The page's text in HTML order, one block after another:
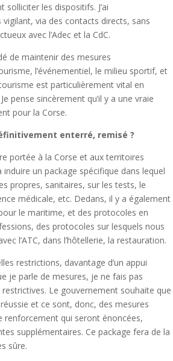
solliciter les dispositifs. J’ai
via des contacts directs, sans
avec l’Adec et la CdC.
de maintenir des mesures
l’événementiel, le milieu sportif, et
est particulièrement vital en
pense sincèrement qu’il y a une vraie
pour la Corse.
enterré, remisé ?
portée à la Corse et aux territoires
un package spécifique dans lequel
propres, sanitaires, sur les tests, le
médicale, etc. Dedans, il y a également
le maritime, et des protocoles en
des protocoles sur lesquels nous
l’ATC, dans l’hôtellerie, la restauration.
restrictions, davantage d’un appui
je parle de mesures, je ne fais pas
Le gouvernement souhaite que
et ce sont, donc, des mesures
renforcement qui seront énoncées,
supplémentaires. Ce package fera de la
sûre.